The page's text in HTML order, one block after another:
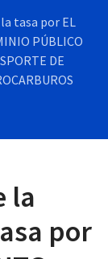
tasa por EL
PÚBLICO
DE
la
por